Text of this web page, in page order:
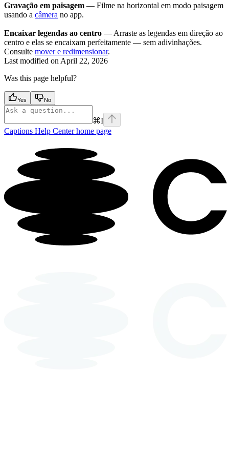
Gravação em paisagem — Filme na horizontal em modo paisagem
usando a câmera no app.
Encaixar legendas ao centro — Arraste as legendas em direção ao
centro e elas se encaixam perfeitamente — sem adivinhações.
Consulte mover e redimensionar.
Last modified on April 22, 2026
Was this page helpful?
Yes No
⌘I
Captions Help Centerhome page